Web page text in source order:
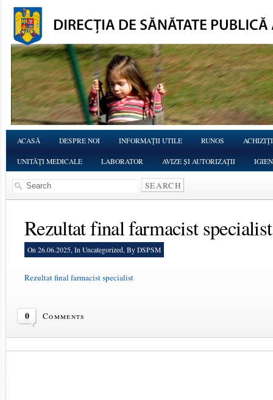
ACASĂ DESPRE NOI INFORMAŢII UTILE RUNOS
UNITĂŢI MEDICALE LABORATOR AVIZE ȘI AUTORIZAȚII
Rezultat final farmacist specialist
On 26.06.2025, In Uncategorized, By DSPSM
Rezultat final farmacist specialist
0 Comments